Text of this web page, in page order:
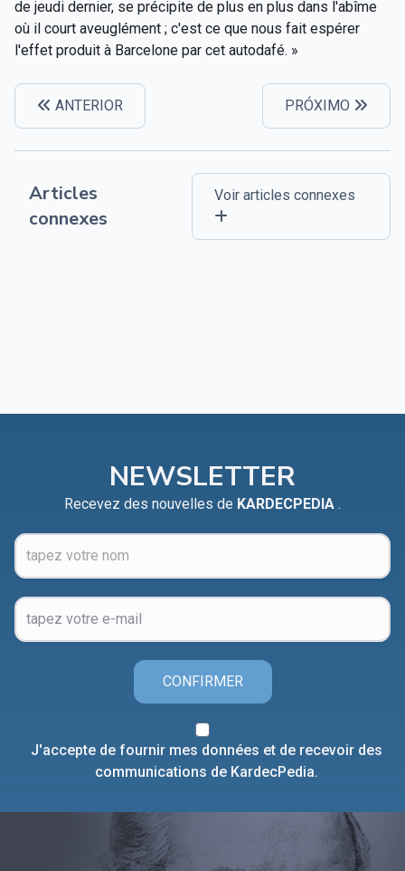
de jeudi dernier, se précipite de plus en plus dans l'abîme
où il court aveuglément ; c'est ce que nous fait espérer
l'effet produit à Barcelone par cet autodafé. »
ANTERIOR PRÓXIMO
Articles
connexes
Voir articles connexes
NEWSLETTER
Recevez des nouvelles de KARDECPEDIA .
CONFIRMER
J'accepte de fournir mes données et de recevoir des
communications de KardecPedia.